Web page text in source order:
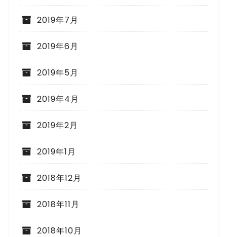
2019年7月
2019年6月
2019年5月
2019年4月
2019年2月
2019年1月
2018年12月
2018年11月
2018年10月